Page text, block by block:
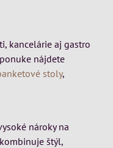
kancelárie aj gastro
nájdete
stoly,
nároky na
štýl,